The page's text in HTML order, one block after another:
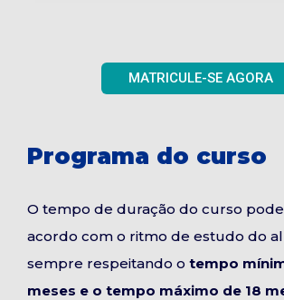
MATRICULE-SE AGORA
Programa do curso
O tempo de duração do curso
acordo com o ritmo de estudo do
sempre respeitando o tempo
meses e o tempo máximo de 18